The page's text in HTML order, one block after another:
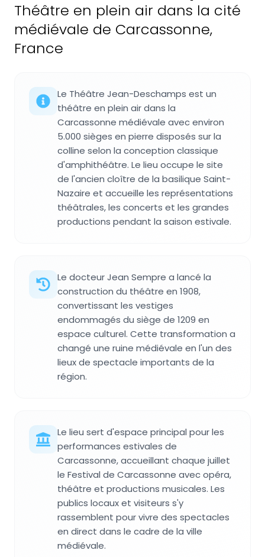
Théâtre en plein air dans la cité
médiévale de Carcassonne,
France
Le Théâtre Jean-Deschamps est un
théâtre en plein air dans la
Carcassonne médiévale avec environ
5.000 sièges en pierre disposés sur la
colline selon la conception classique
d'amphithéâtre. Le lieu occupe le site
de l'ancien cloître de la basilique Saint-
Nazaire et accueille les représentations
théâtrales, les concerts et les grandes
productions pendant la saison estivale.
Le docteur Jean Sempre a lancé la
construction du théâtre en 1908,
convertissant les vestiges
endommagés du siège de 1209 en
espace culturel. Cette transformation a
changé une ruine médiévale en l'un des
lieux de spectacle importants de la
région.
Le lieu sert d'espace principal pour les
performances estivales de
Carcassonne, accueillant chaque juillet
le Festival de Carcassonne avec opéra,
théâtre et productions musicales. Les
publics locaux et visiteurs s'y
rassemblent pour vivre des spectacles
en direct dans le cadre de la ville
médiévale.